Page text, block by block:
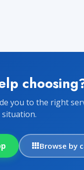
you to the right
situation.
Browse by